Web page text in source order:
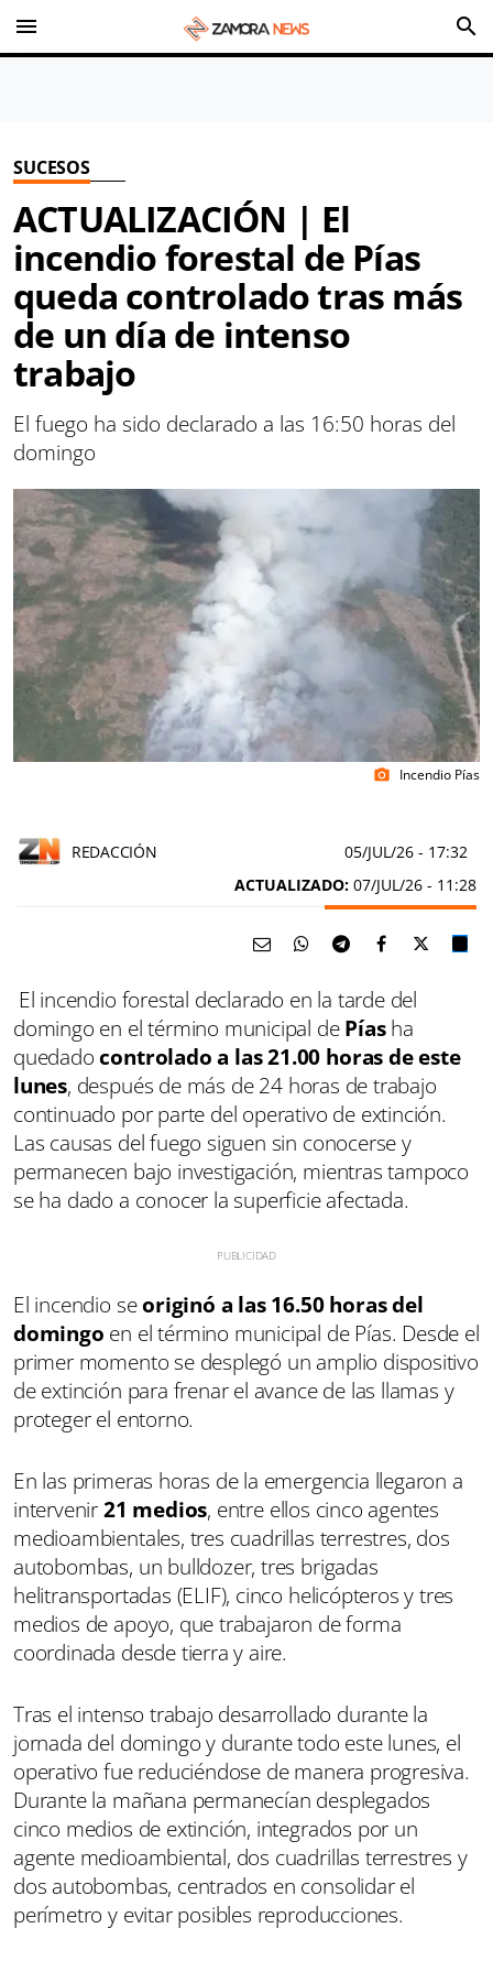
menu search
SUCESOS
ACTUALIZACIÓN | El
incendio forestal de Pías
queda controlado tras más
de un día de intenso
trabajo
El fuego ha sido declarado a las 16:50 horas del
domingo
photo_camera Incendio Pías
REDACCIÓN 05/JUL/26 - 17:32
ACTUALIZADO: 07/JUL/26 - 11:28
El incendio forestal declarado en la tarde del
domingo en el término municipal dePíasha
quedadocontrolado a las 21.00 horas de este
lunes, después de más de 24 horas de trabajo
continuado por parte del operativo de extinción.
Las causas del fuego siguen sin conocerse y
permanecen bajo investigación, mientras tampoco
se ha dado a conocer la superficie afectada.
El incendio seoriginó a las 16.50 horas del
domingo en el término municipal de Pías. Desde el
primer momento se desplegó un amplio dispositivo
de extinción para frenar el avance de las llamas y
proteger el entorno.
En las primeras horas de la emergencia llegaron a
intervenir21 medios, entre ellos cinco agentes
medioambientales, tres cuadrillas terrestres, dos
autobombas, un bulldozer, tres brigadas
helitransportadas (ELIF), cinco helicópteros y tres
medios de apoyo, que trabajaron de forma
coordinada desde tierra y aire.
Tras el intenso trabajo desarrollado durante la
jornada del domingo y durante todo este lunes, el
operativo fue reduciéndose de manera progresiva.
Durante la mañana permanecían desplegados
cinco medios de extinción, integrados por un
agente medioambiental, dos cuadrillas terrestres y
dos autobombas, centrados en consolidar el
perímetro y evitar posibles reproducciones.